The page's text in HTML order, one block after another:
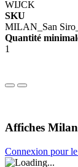
WIJCK
SKU
MILAN_San
Quantité
1
Affiches
Connexion pour